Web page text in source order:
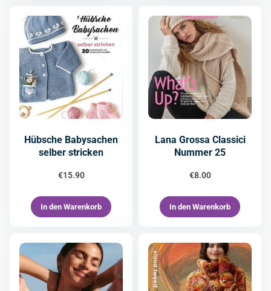
Hübsche Babysachen
selber stricken
€15.90
In den Warenkorb
Lana Grossa Classici
Nummer 25
€8.00
In den Warenkorb